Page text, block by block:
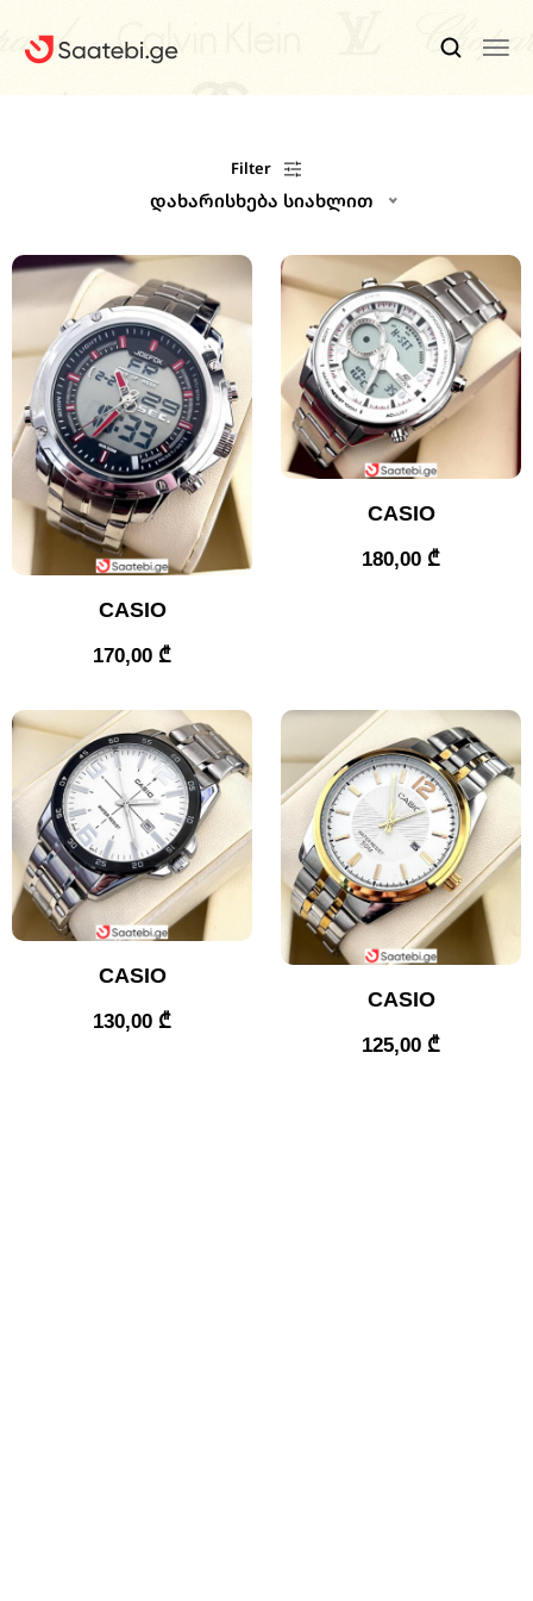
Კაცის Საათები
Ქალის Საათები
Ფასდაკლებები
Აქსესუარები
Ჩვენ Შესახებ
Კონტაქტი
Filter
დახარისხება სიახლით
CASIO
170,00 ₾
CASIO
180,00 ₾
CASIO
130,00 ₾
CASIO
125,00 ₾